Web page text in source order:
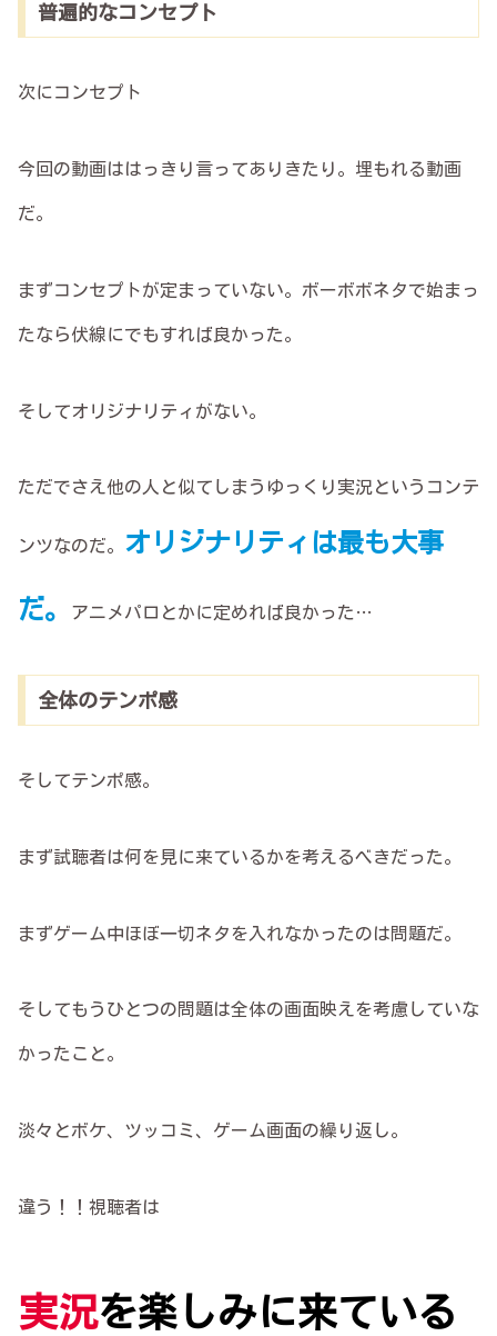
普遍的なコンセプト
次にコンセプト
今回の動画ははっきり言ってありきたり。埋もれる動画
だ。
まずコンセプトが定まっていない。ボーボボネタで始まっ
たなら伏線にでもすれば良かった。
そしてオリジナリティがない。
ただでさえ他の人と似てしまうゆっくり実況というコンテ
ンツなのだ。 オリジナリティは最も大事
だ。 アニメパロとかに定めれば良かった…
全体のテンポ感
そしてテンポ感。
まず試聴者は何を見に来ているかを考えるべきだった。
まずゲーム中ほぼ一切ネタを入れなかったのは問題だ。
そしてもうひとつの問題は全体の画面映えを考慮していな
かったこと。
淡々とボケ、ツッコミ、ゲーム画面の繰り返し。
違う！！視聴者は
実況を楽しみに来ている